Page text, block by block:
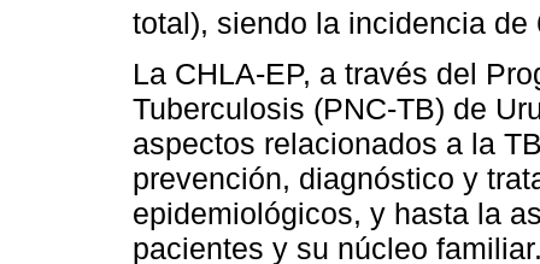
total), siendo la incidencia de
La CHLA-EP, a través del
Tuberculosis (PNC-TB) de
aspectos relacionados a la
prevención, diagnóstico y
epidemiológicos, y hasta la
pacientes y su núcleo